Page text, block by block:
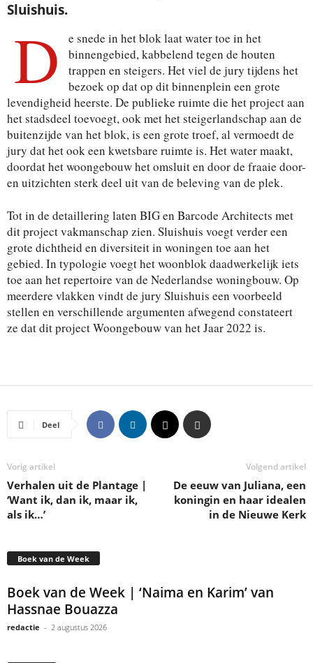
Sluishuis.
D
e snede in het blok laat water toe in het
binnengebied, kabbelend tegen de houten
trappen en steigers. Het viel de jury tijdens het
bezoek op dat op dit binnenplein een grote
levendigheid heerste. De publieke ruimte die het project aan
het stadsdeel toevoegt, ook met het steigerlandschap aan de
buitenzijde van het blok, is een grote troef, al vermoedt de
jury dat het ook een kwetsbare ruimte is. Het water maakt,
doordat het woongebouw het omsluit en door de fraaie door-
en uitzichten sterk deel uit van de beleving van de plek.
Tot in de detaillering laten BIG en Barcode Architects met
dit project vakmanschap zien. Sluishuis voegt verder een
grote dichtheid en diversiteit in woningen toe aan het
gebied. In typologie voegt het woonblok daadwerkelijk iets
toe aan het repertoire van de Nederlandse woningbouw. Op
meerdere vlakken vindt de jury Sluishuis een voorbeeld
stellen en verschillende argumenten afwegend constateert
ze dat dit project Woongebouw van het Jaar 2022 is.
Deel
Vorig artikel
Verhalen uit de Plantage |
‘Want ik, dan ik, maar ik,
als ik…’
Volgend artikel
De eeuw van Juliana, een
koningin en haar idealen
in de Nieuwe Kerk
Boek van de Week
Boek van de Week | ‘Naima en Karim’ van
Hassnae Bouazza
redactie - 2 augustus 2026